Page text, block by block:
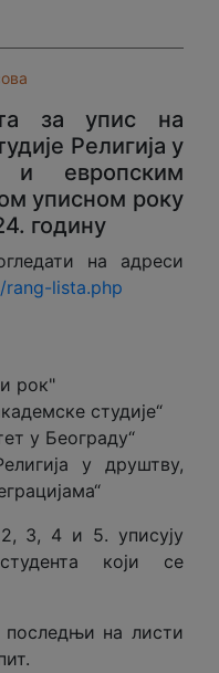
за упис на
Религија у
и европским
уписном року
годину
на адреси
lista.php
рок"
студије“
у Београду“
у друштву,
3, 4 и 5. уписују
који се
последњи на листи